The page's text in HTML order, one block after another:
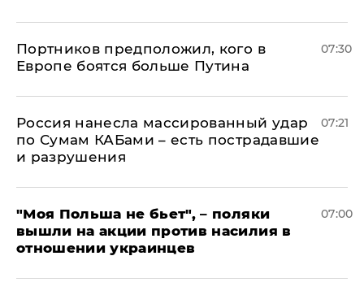
Портников предположил, кого в
Европе боятся больше Путина
07:30
Россия нанесла массированный удар
по Сумам КАБами – есть пострадавшие
и разрушения
07:21
"Моя Польша не бьет", – поляки
вышли на акции против насилия в
отношении украинцев
07:00